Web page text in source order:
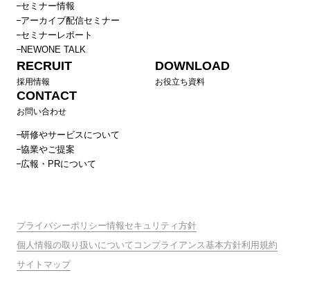
セミナー情報
アーカイブ配信セミナー
セミナーレポート
NEWONE TALK
RECRUIT
採用情報
DOWNLOAD
お役立ち資料
CONTACT
お問い合わせ
研修やサービスについて
協業やご提案
広報・PRについて
プライバシーポリシー情報セキュリティ方針
個人情報の取り扱いについて コンプライアンス基本方針利用規約
サイトマップ